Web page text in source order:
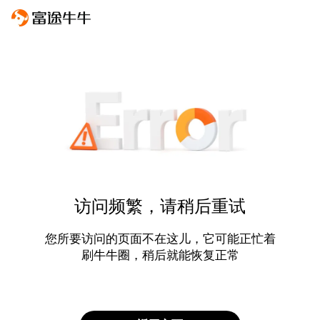
访问频繁，请稍后重试
您所要访问的页面不在这儿，它可能正忙着
刷牛牛圈，稍后就能恢复正常